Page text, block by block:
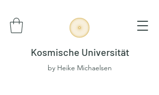
Kosmische Universität
by Heike Michaelsen